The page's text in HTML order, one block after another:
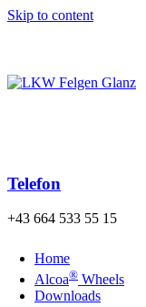
Skip to content
Telefon
+43 664 533 55 15
Home
Alcoa® Wheels
Downloads